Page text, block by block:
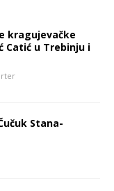
kragujevačke
Catić u Trebinju i
Stana-